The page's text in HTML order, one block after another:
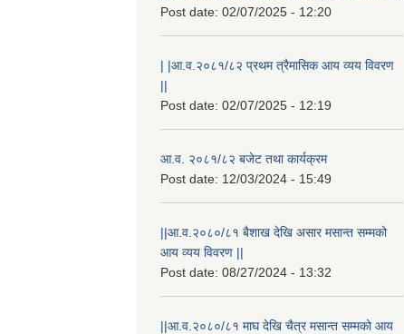
Post date: 02/07/2025 - 12:20
| |आ.व.२०८१/८२ प्रथम त्रैमासिक आय व्यय विवरण
||
Post date: 02/07/2025 - 12:19
आ.व. २०८१/८२ बजेट तथा कार्यक्रम
Post date: 12/03/2024 - 15:49
||आ.व.२०८०/८१ बैशाख देखि असार मसान्त सम्मको
आय व्यय विवरण ||
Post date: 08/27/2024 - 13:32
||आ.व.२०८०/८१ माघ देखि चैत्र मसान्त सम्मको आय